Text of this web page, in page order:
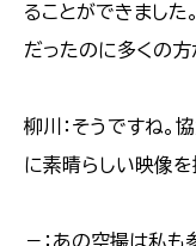
ることができました
だったのに多くの方
柳川：そうですね。
に素晴らしい映像を
－：あの空撮は私も